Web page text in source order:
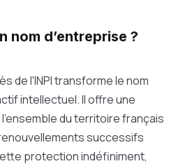
nom d’entreprise ?
de l'INPI transforme le nom
intellectuel. Il offre une
du territoire français
successifs
protection indéfiniment,